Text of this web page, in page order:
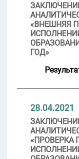
«ВНЕШНЯЯ
ГОД»
28.04.2021
«ПРОВЕРКА